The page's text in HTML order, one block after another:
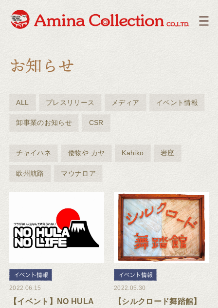
ALL プレスリリース メディア イベント情報
卸事業のお知らせ CSR
チャイハネ 倭物や カヤ Kahiko 岩座
欧州航路 マウナロア
2022.06.15
【イベント】NO HULA
2022.05.30
【シルクロード舞踏館】